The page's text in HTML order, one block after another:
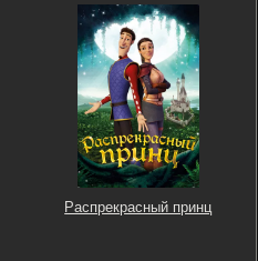
Распрекрасный принц